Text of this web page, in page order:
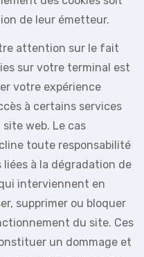
de leur émetteur.
attention sur le fait
sur votre terminal est
votre expérience
à certains services
web. Le cas
toute responsabilité
à la dégradation de
interviennent en
supprimer ou bloquer
du site. Ces
un dommage et